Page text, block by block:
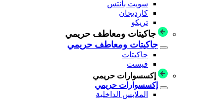
سويت بانتس
كارديجان
تريكو
جاكيتات ومعاطف حريمي
جاكيتات ومعاطف حريمي
جاكيتات
فيست
إكسسوارات حريمي
إكسسوارات حريمي
الملابس الداخلية